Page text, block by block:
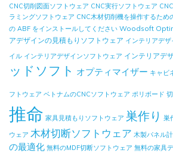
CNC切削図面ソフトウェア CNC実行ソフトウェア
ラミングソフトウェア CNC木材切削機を操作するため
の ABF をインストールしてください Woodsoft
アデザインの見積もりソフトウェア インテリアデ
イル インテリアデザインソフトウェア インテリアデ
ッドソフト オプティマイザー キャビ
フトウェア ベトナムのCNCソフトウェア ポリボード
推命 家具見積もりソフトウェア 巣作り 巣
ウェア 木材切断ソフトウェア 木製パネル
の最適化 無料のMDF切断ソフトウェア 無料の家具